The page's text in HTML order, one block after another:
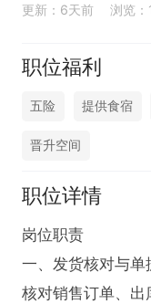
更新：6天前 浏览
职位福利
五险 提供食宿
晋升空间
职位详情
岗位职责
一、发货核对与单
核对销售订单、